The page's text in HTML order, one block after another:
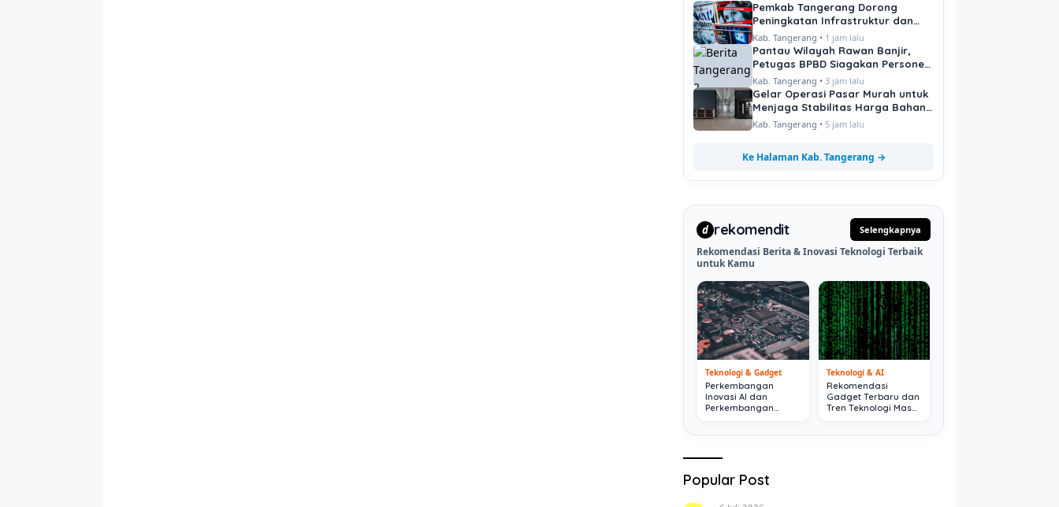
Pemkab Tangerang Dorong
Peningkatan Infrastruktur dan
Pelayanan Publik
Kab. Tangerang • 1 jam lalu
Pantau Wilayah Rawan Banjir,
Petugas BPBD Siagakan Personel
di Titik Kritis
Kab. Tangerang •3 jam lalu
Gelar Operasi Pasar Murah untuk
Menjaga Stabilitas Harga Bahan
Pokok
Kab. Tangerang • 5 jam lalu
Ke Halaman Kab. Tangerang →
d rekomendit Selengkapnya
Rekomendasi Berita & Inovasi Teknologi Terbaik
untuk Kamu
Teknologi & Gadget
Perkembangan
Inovasi AI dan
Perkembangan
Teknologi & AI
Rekomendasi
Gadget Terbaru dan
Tren Teknologi Masa
Popular Post